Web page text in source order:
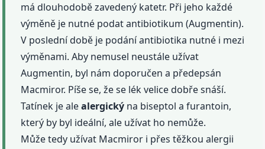
má dlouhodobě zavedený katetr. Při jeho každé
výměně je nutné podat antibiotikum (Augmentin).
V poslední době je podání antibiotika nutné i mezi
výměnami. Aby nemusel neustále užívat
Augmentin, byl nám doporučen a předepsán
Macmiror. Píše se, že se lék velice dobře snáší.
Tatínek je alealergický na biseptol a furantoin,
který by byl ideální, ale užívat ho nemůže.
Může tedy užívat Macmiror i přes těžkou alergii